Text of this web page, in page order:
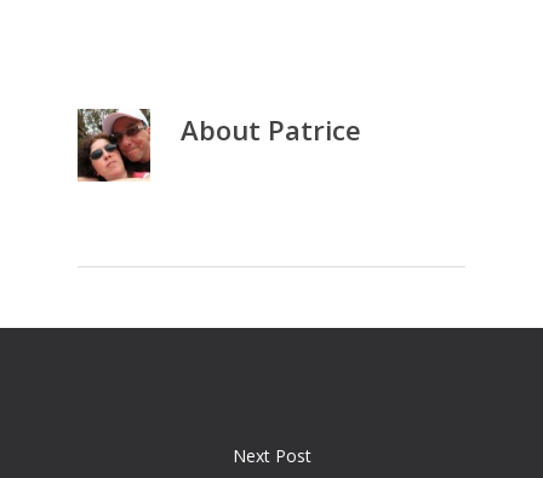
About Patrice
Next Post